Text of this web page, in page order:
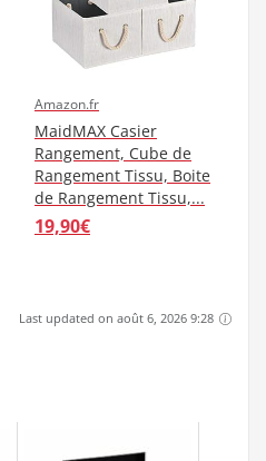
Amazon.fr
MaidMAX Casier
Rangement, Cube de
Rangement Tissu, Boite
de Rangement Tissu,...
19,90€
Last updated on août 6, 2026 9:28